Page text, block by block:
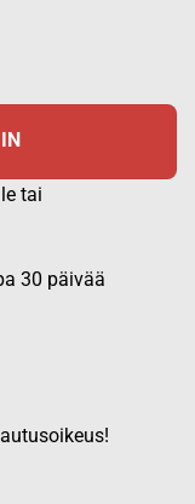
tai
30 päivää